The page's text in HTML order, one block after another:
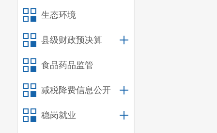
生态环境
县级财政预决算
食品药品监管
减税降费信息公开
稳岗就业